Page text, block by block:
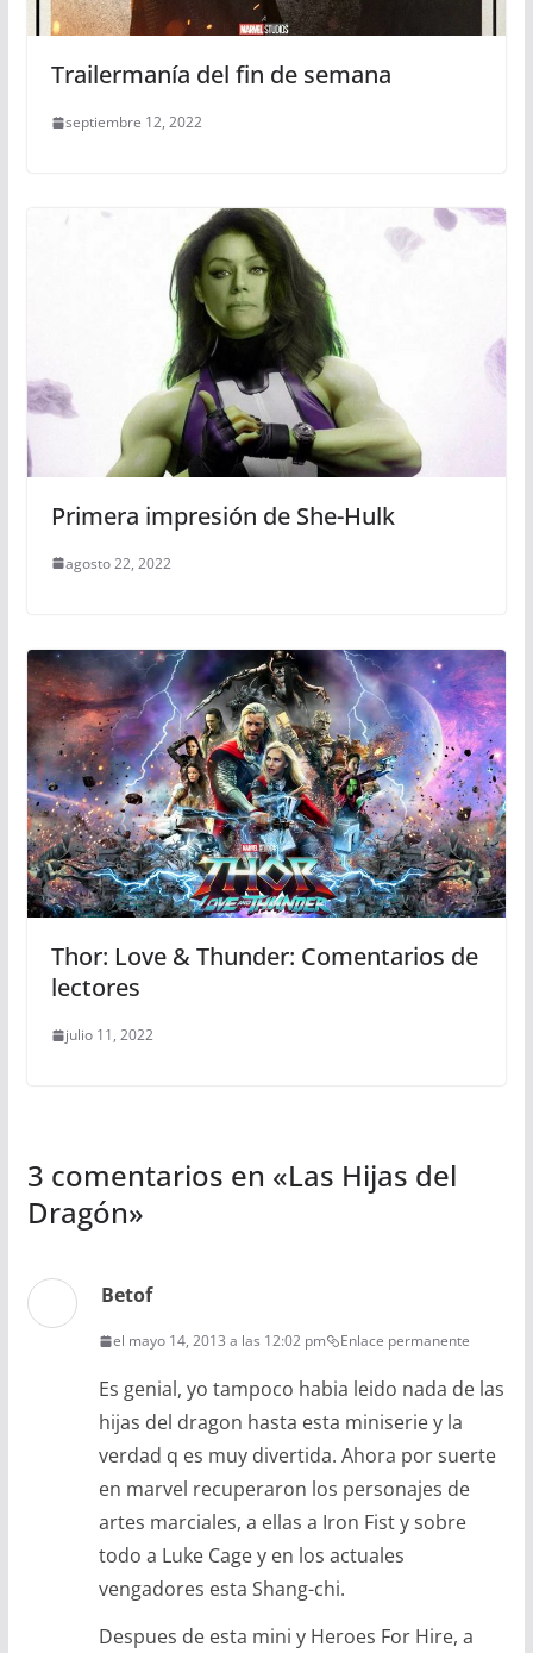
Trailermanía del fin de semana
septiembre 12, 2022
Primera impresión de She-Hulk
agosto 22, 2022
Thor: Love & Thunder: Comentarios de
lectores
julio 11, 2022
3 comentarios en «Las Hijas del
Dragón»
Betof
el mayo 14, 2013 a las 12:02 pm Enlace permanente
Es genial, yo tampoco habia leido nada de las
hijas del dragon hasta esta miniserie y la
verdad q es muy divertida. Ahora por suerte
en marvel recuperaron los personajes de
artes marciales, a ellas a Iron Fist y sobre
todo a Luke Cage y en los actuales
vengadores esta Shang-chi.
Despues de esta mini y Heroes For Hire, a